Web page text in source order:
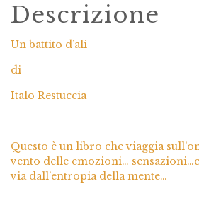
Descrizione
Un battito d’ali
di
Italo Restuccia
Questo è un libro che viaggia
vento delle emozioni…
via dall’entropia della mente…